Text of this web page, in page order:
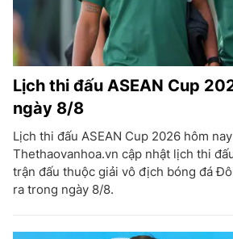
Lịch thi đấu ASEAN Cup
ngày 8/8
Lịch thi đấu ASEAN Cup 2026 hôm
Thethaovanhoa.vn cập nhật lịch thi
trận đấu thuộc giải vô địch bóng đá
ra trong ngày 8/8.